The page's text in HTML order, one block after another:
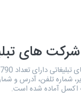
شرکت های
شماره تلفن، آدرس و
آماده شده است.